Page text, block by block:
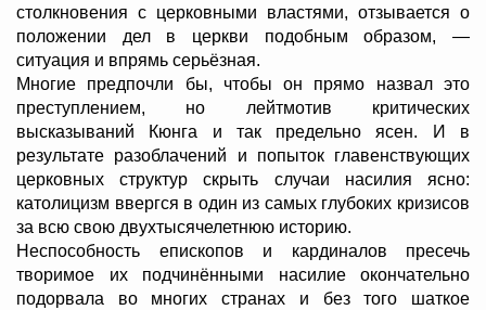
столкновения с церковными властями, отзывается о
положении дел в церкви подобным образом, —
ситуация и впрямь серьёзная.
Многие предпочли бы, чтобы он прямо назвал это
преступлением, но лейтмотив критических
высказываний Кюнга и так предельно ясен. И в
результате разоблачений и попыток главенствующих
церковных структур скрыть случаи насилия ясно:
католицизм ввергся в один из самых глубоких кризисов
за всю свою двухтысячелетнюю историю.
Неспособность епископов и кардиналов пресечь
творимое их подчинёнными насилие окончательно
подорвала во многих странах и без того шаткое